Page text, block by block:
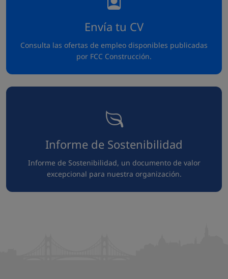
Envía tu CV
Consulta las ofertas de empleo disponibles publicadas
por FCC Construcción.
Informe de Sostenibilidad
Informe de Sostenibilidad, un documento de valor
excepcional para nuestra organización.